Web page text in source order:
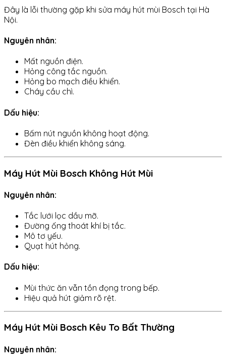
Đây là lỗi thường gặp khi sửa máy hút mùi Bosch tại Hà
Nội.
Nguyên nhân:
Mất nguồn điện.
Hỏng công tắc nguồn.
Hỏng bo mạch điều khiển.
Cháy cầu chì.
Dấu hiệu:
Bấm nút nguồn không hoạt động.
Đèn điều khiển không sáng.
Máy Hút Mùi Bosch Không Hút Mùi
Nguyên nhân:
Tắc lưới lọc dầu mỡ.
Đường ống thoát khí bị tắc.
Mô tơ yếu.
Quạt hút hỏng.
Dấu hiệu:
Mùi thức ăn vẫn tồn đọng trong bếp.
Hiệu quả hút giảm rõ rệt.
Máy Hút Mùi Bosch Kêu To Bất Thường
Nguyên nhân: